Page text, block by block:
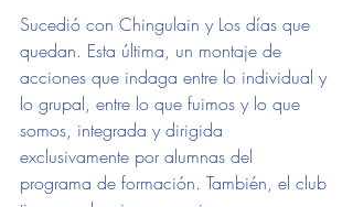
Sucedió con Chingulain y Los días que
quedan. Esta última, un montaje de
acciones que indaga entre lo individual y
lo grupal, entre lo que fuimos y lo que
somos, integrada y dirigida
exclusivamente por alumnas del
programa de formación. También, el club